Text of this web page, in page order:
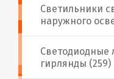
Светодиодные
гирлянды (259)
Светильники
наружного